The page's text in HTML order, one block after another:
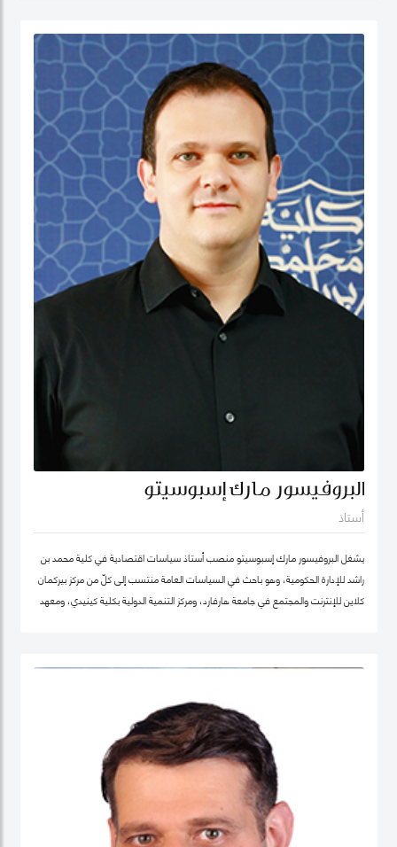
أمضت قبل ذلك أكثر من عقد في جامعة ولونغونغ في دبي (الإمارات العربية المتحدة) ،
وهي واحدة من أوائل الجامعات الخاصة في الإمارات العربية المتحدة ، حيث تولت منصب
نائب العميد ومدير برنامج الماجستير في إدارة الأعمال. شاركت بنشاط في لجان الاعتماد
ولجان الاعتماد في كل من الإمارات العربية المتحدة وألمانيا، بالإضافة إلى مهامها في
التواصل مع المؤسسات. عاشت في الولايات المتحدة الأمريكية والهند وتايوان وألمانيا.
البروفيسور ستيفنز عضو في العديد من المجالس الاستشارية، وهي جزء من مجموعتي
عمل حول أخلاقيات الذكاء الاصطناعي في IEEE SA
البروفيسور مارك إسبوسيتو
أستاذ
يشغل البروفيسور مارك إسبوسيتو منصب أستاذ سياسات اقتصادية في كلية محمد بن
راشد للإدارة الحكومية، وهو باحث في السياسات العامة منتسب إلى كلّ من مركز بيركمان
كلاين للإنترنت والمجتمع في جامعة هارفارد، ومركز التنمية الدولية بكلية كينيدي، ومعهد
مجال الذكاء الاصطناعي، بما في ذلك Nexus FrontierTech، ومؤسسة AI Native ،